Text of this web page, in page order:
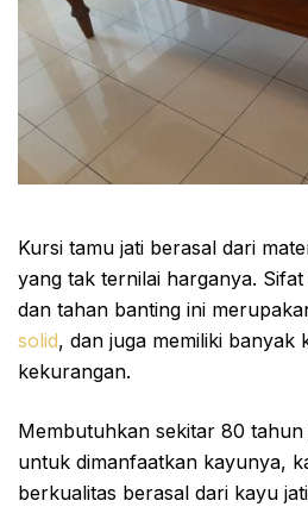
Kursi tamu jati berasal dari
yang tak ternilai harganya.
dan tahan banting ini
solid, dan juga memiliki banyak
kekurangan.
Membutuhkan sekitar 80
untuk dimanfaatkan kayunya,
berkualitas berasal dari kayu